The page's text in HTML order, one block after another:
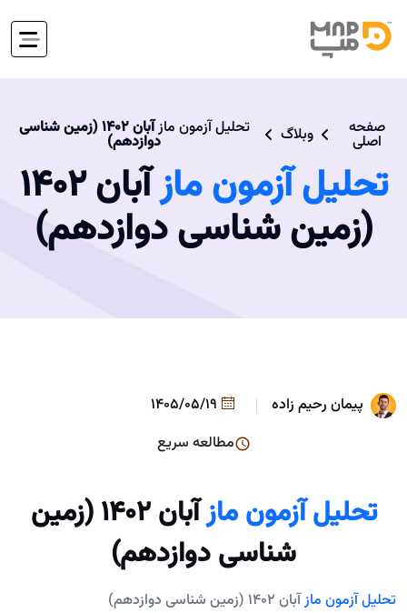
صفحه
اصلی وبلاگ تحلیل آزمون ماز آبان 1402 (زمین شناسی
دوازدهم)
تحلیل آزمون ماز آبان 1402
(زمین شناسی دوازدهم)
پیمان رحیم زاده
مطالعه سریع
تحلیل آزمون ماز
آبان 1402 (زمین
شناسی دوازدهم)
تحلیل آزمون مازآبان 1402 (زمین شناسی دوازدهم)